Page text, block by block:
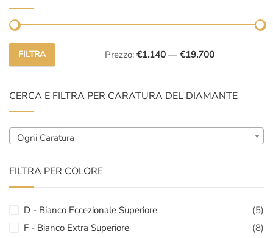
Prezzo
Prezzo
FILTRA Prezzo: €1.140— €19.700
CERCA E FILTRA PER CARATURA DEL DIAMANTE
Ogni Caratura
FILTRA PER COLORE
D - Bianco Eccezionale Superiore
(5)
F - Bianco Extra Superiore
(8)